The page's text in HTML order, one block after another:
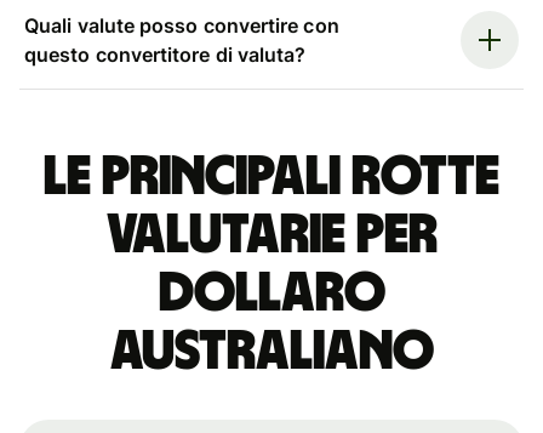
Quali valute posso convertire con
questo convertitore di valuta?
Le principali rotte
valutarie per
dollaro
australiano